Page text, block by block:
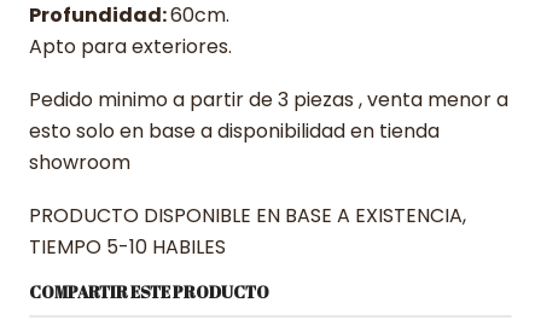
Profundidad:60cm.
Apto para exteriores.
Pedido minimo a partir de 3 piezas , venta menor a
esto solo en base a disponibilidad en tienda
showroom
PRODUCTO DISPONIBLE EN BASE A EXISTENCIA,
TIEMPO 5-10 HABILES
COMPARTIR ESTE PRODUCTO